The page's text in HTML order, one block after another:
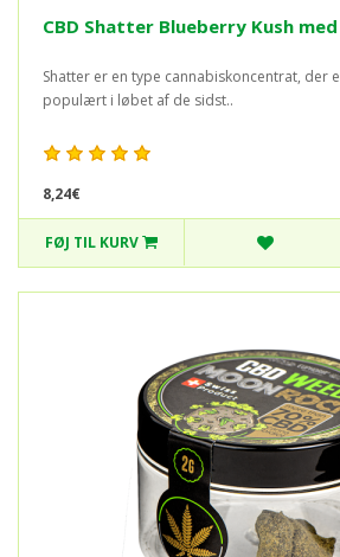
CBD Shatter Blueberry Kush med
Shatter er en type cannabiskoncentrat, der
populært i løbet af de sidst..
8,24€
FØJ TIL KURV